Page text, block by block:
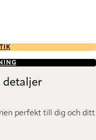
detaljer
perfekt till dig och ditt